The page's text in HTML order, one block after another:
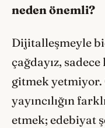
neden önemli?
Dijitalleşmeyle
çağdayız,
gitmek
yayıncılığın
etmek; edebiyat